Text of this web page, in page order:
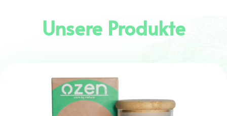
Unsere Produkte